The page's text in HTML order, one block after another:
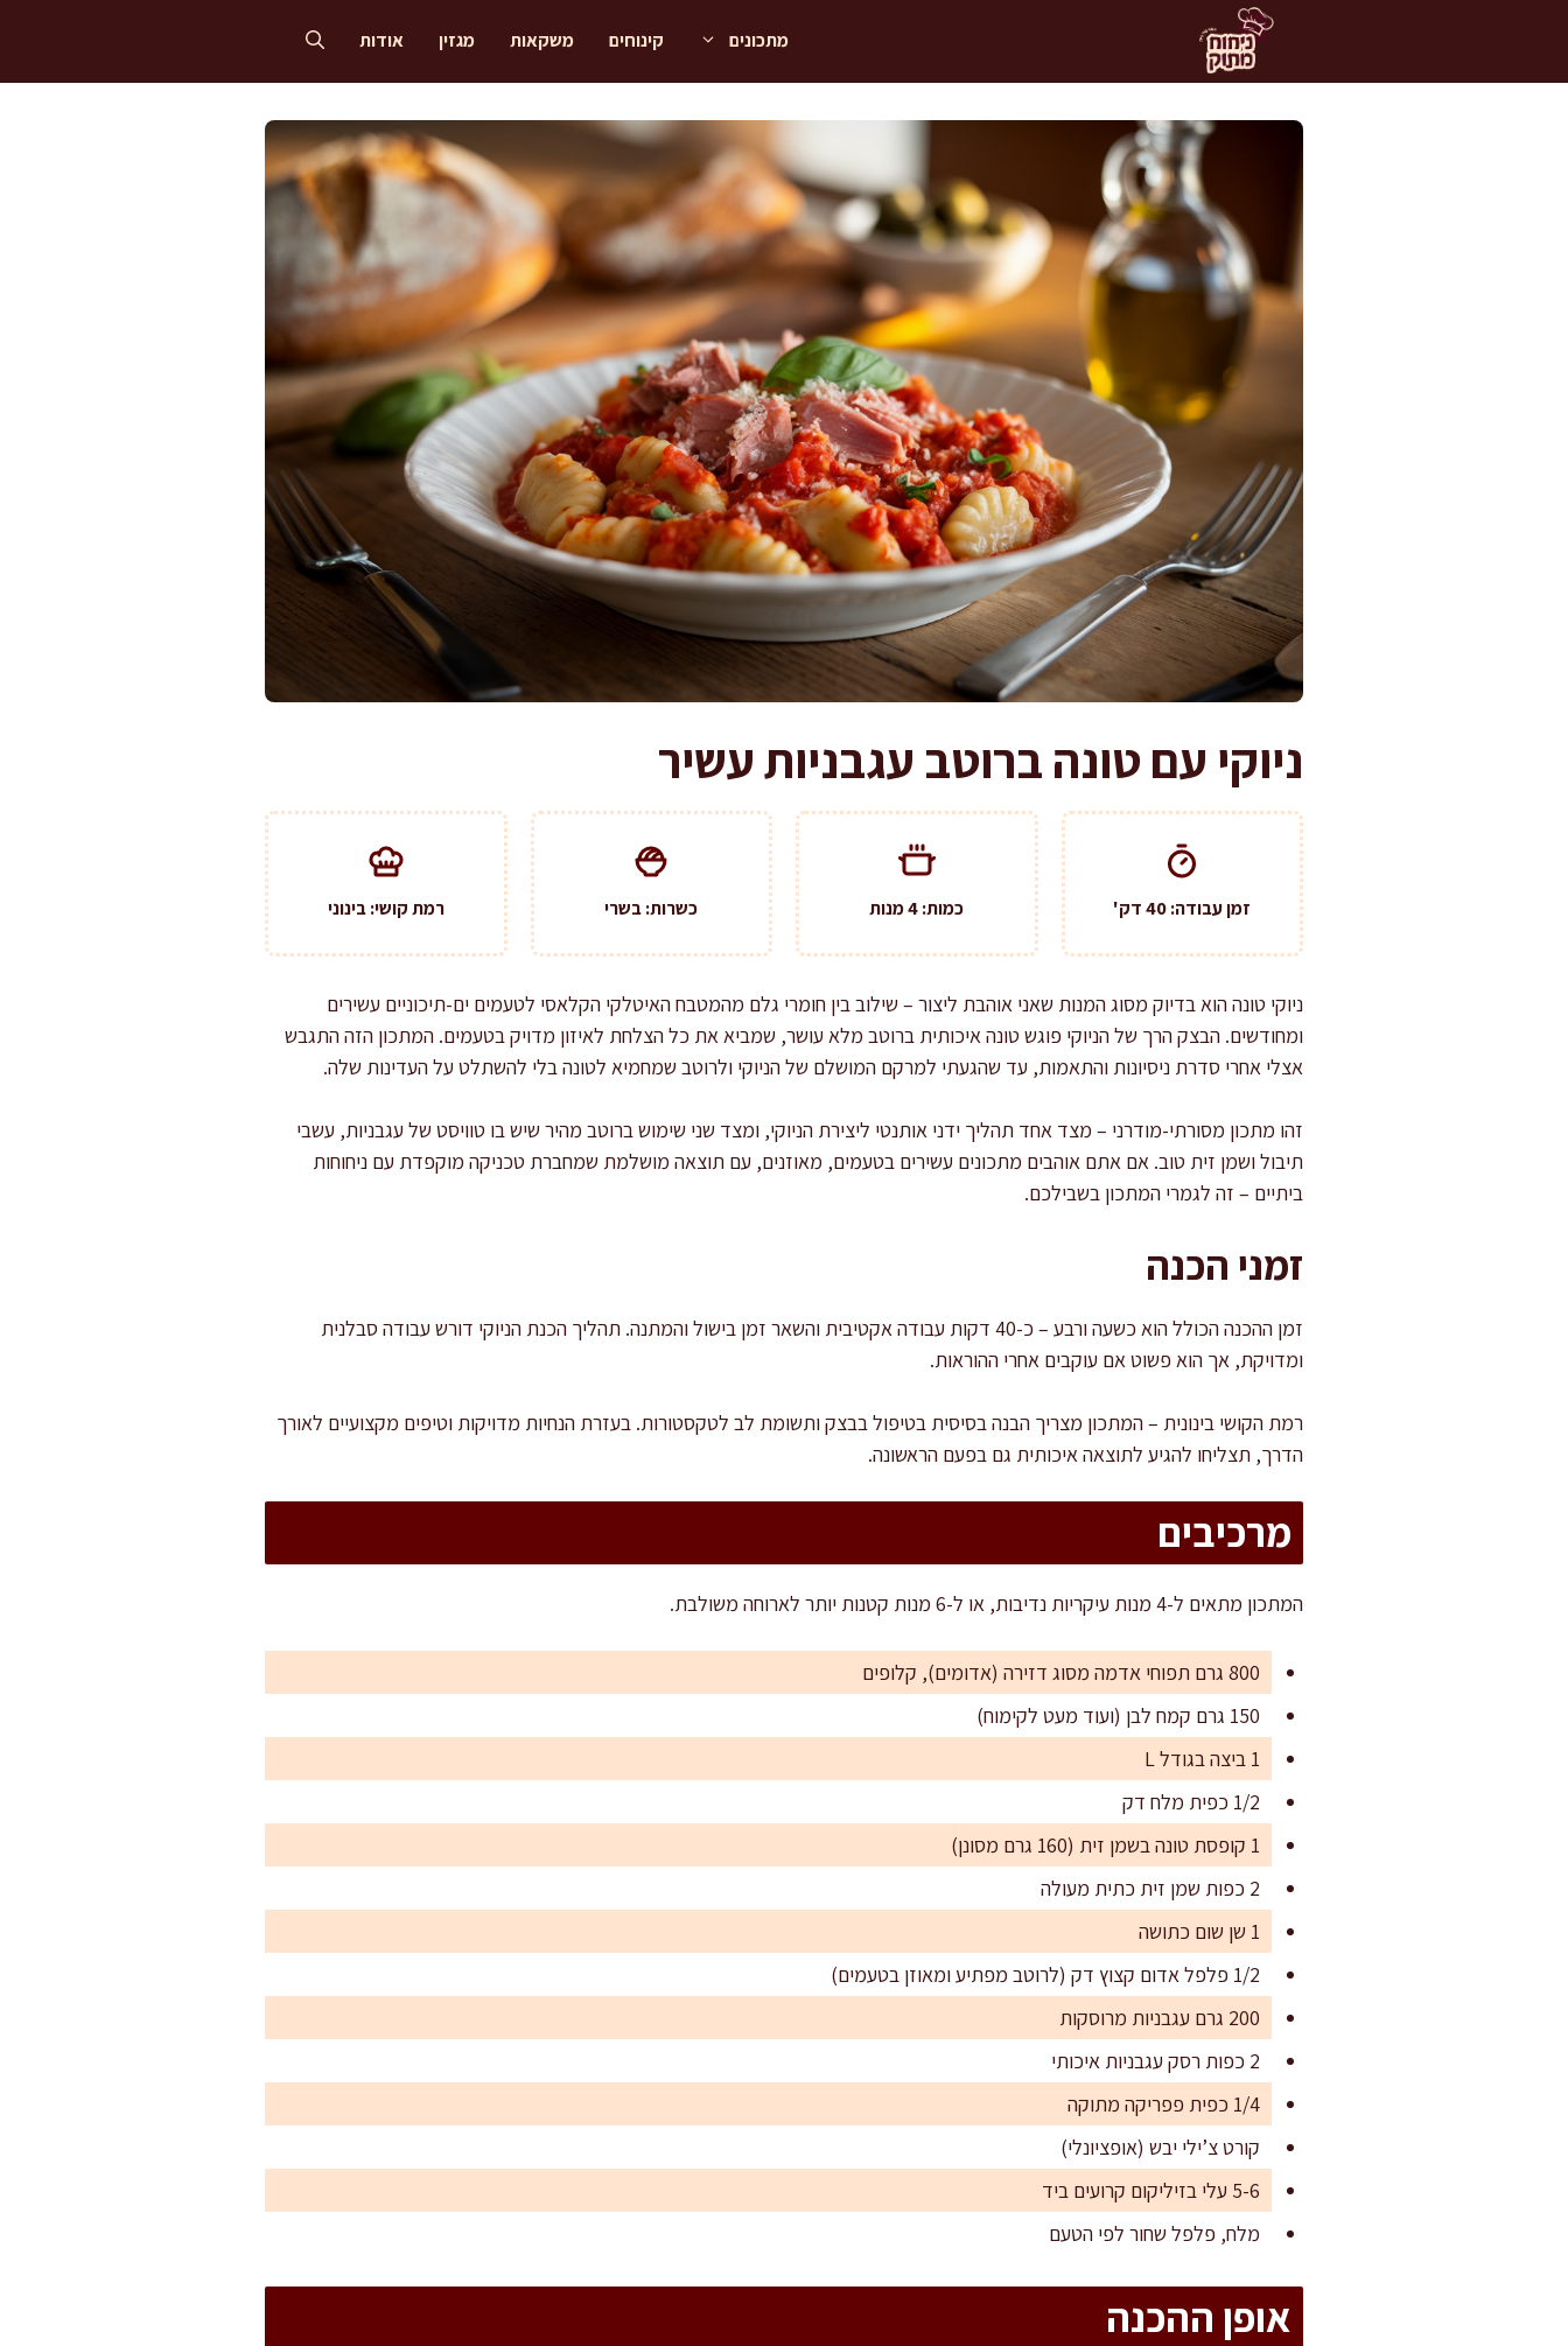
מתכונים קינוחים משקאות מגזין אודות
ניוקי עם טונה ברוטב עגבניות עשיר
זמן עבודה: 40 דק' כמות: 4 מנות כשרות: בשרי רמת קושי: בינוני
ניוקי טונה הוא בדיוק מסוג המנות שאני אוהבת ליצור – שילוב בין חומרי גלם מהמטבח האיטלקי הקלאסי לטעמים ים-תיכוניים עשירים
ומחודשים. הבצק הרך של הניוקי פוגש טונה איכותית ברוטב מלא עושר, שמביא את כל הצלחת לאיזון מדויק בטעמים. המתכון הזה התגבש
אצלי אחרי סדרת ניסיונות והתאמות, עד שהגעתי למרקם המושלם של הניוקי ולרוטב שמחמיא לטונה בלי להשתלט על העדינות שלה.
זהו מתכון מסורתי-מודרני – מצד אחד תהליך ידני אותנטי ליצירת הניוקי, ומצד שני שימוש ברוטב מהיר שיש בו טוויסט של עגבניות, עשבי
תיבול ושמן זית טוב. אם אתם אוהבים מתכונים עשירים בטעמים, מאוזנים, עם תוצאה מושלמת שמחברת טכניקה מוקפדת עם ניחוחות
ביתיים – זה לגמרי המתכון בשבילכם.
זמני הכנה
זמן ההכנה הכולל הוא כשעה ורבע – כ-40 דקות עבודה אקטיבית והשאר זמן בישול והמתנה. תהליך הכנת הניוקי דורש עבודה סבלנית
ומדויקת, אך הוא פשוט אם עוקבים אחרי ההוראות.
רמת הקושי בינונית – המתכון מצריך הבנה בסיסית בטיפול בבצק ותשומת לב לטקסטורות. בעזרת הנחיות מדויקות וטיפים מקצועיים לאורך
הדרך, תצליחו להגיע לתוצאה איכותית גם בפעם הראשונה.
מרכיבים
המתכון מתאים ל-4 מנות עיקריות נדיבות, או ל-6 מנות קטנות יותר לארוחה משולבת.
800 גרם תפוחי אדמה מסוג דזירה (אדומים), קלופים
150 גרם קמח לבן (ועוד מעט לקימוח)
1 ביצה בגודל L
1/2 כפית מלח דק
1 קופסת טונה בשמן זית (160 גרם מסונן)
2 כפות שמן זית כתית מעולה
1 שן שום כתושה
1/2 פלפל אדום קצוץ דק (לרוטב מפתיע ומאוזן בטעמים)
200 גרם עגבניות מרוסקות
2 כפות רסק עגבניות איכותי
1/4 כפית פפריקה מתוקה
קורט צ’ילי יבש (אופציונלי)
5-6 עלי בזיליקום קרועים ביד
מלח, פלפל שחור לפי הטעם
אופן ההכנה